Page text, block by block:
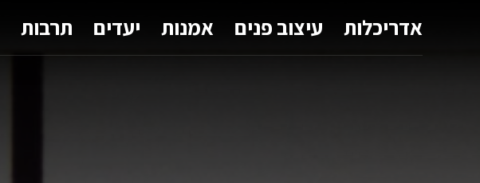
אדריכלות עיצוב פנים אמנות יעדים תרבות